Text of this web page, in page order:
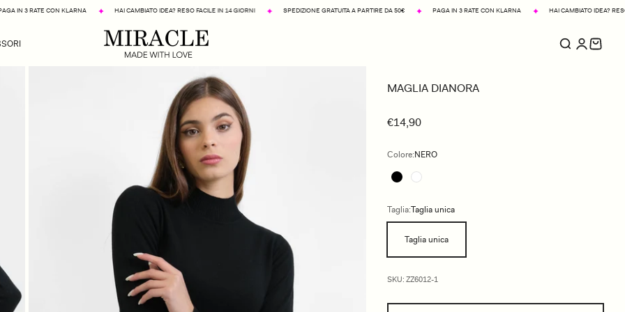
HAI CAMBIATO IDEA? RESO FACILE IN 14 GIORNI SPEDIZIONE GRATUITA A PARTIRE DA 50€ PAGA IN 3 RATE CON KLARNA HAI CAMBIATO IDEA? RESO FACILE IN 14
MAGLIA DIANORA
€14,90
Colore:NERO
Taglia:Taglia unica
Taglia unica
SKU: ZZ6012-1